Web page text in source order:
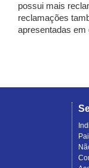
possui mais
reclamações
apresentadas em